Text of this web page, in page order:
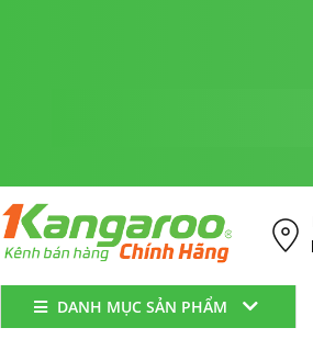
DANH MỤC SẢN PHẨM